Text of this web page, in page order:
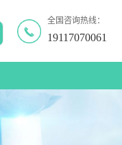
全国咨询热线：
19117070061